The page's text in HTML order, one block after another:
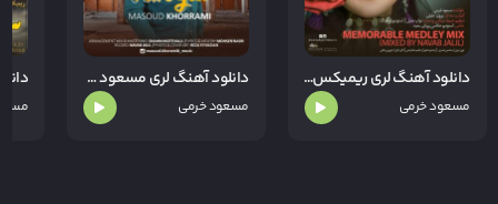
دانلود آهنگ لری ریمیکس لری از مسعود خرمی
مسعود خرمی
دانلود آهنگ لری مسعود خرمی واویلا
مسعود خرمی